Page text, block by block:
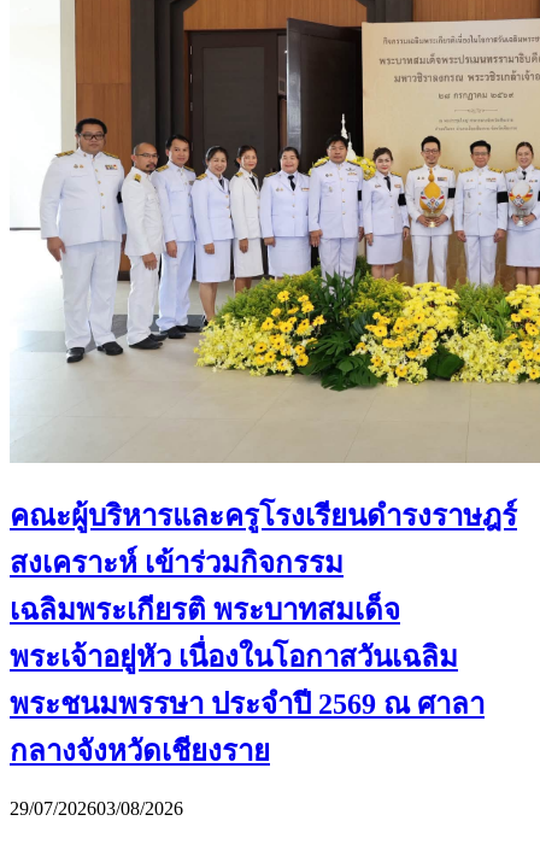
คณะผู้บริหารและครูโรงเรียนดำรงราษฎร์
สงเคราะห์ เข้าร่วมกิจกรรม
เฉลิมพระเกียรติ พระบาทสมเด็จ
พระเจ้าอยู่หัว เนื่องในโอกาสวันเฉลิม
พระชนมพรรษา ประจำปี 2569 ณ ศาลา
กลางจังหวัดเชียงราย
29/07/202603/08/2026